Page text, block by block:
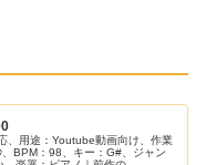
、用途：Youtube動画向け、作業
BPM：98、キー：G#、ジャン